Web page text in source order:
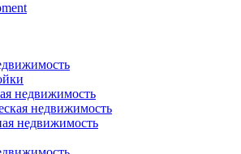
недвижимость
недвижимость
недвижимость